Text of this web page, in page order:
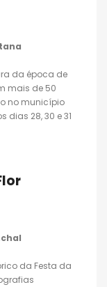
da época de
mais de 50
no município
28, 30 e 31
da Festa da